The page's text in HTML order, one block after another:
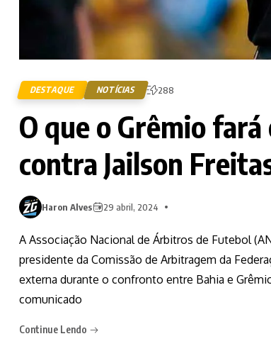
DESTAQUE NOTÍCIAS 288
O que o Grêmio fará
contra Jailson
Haron Alves 29 abril, 2024
A Associação Nacional de Árbitros de Futebol
presidente da Comissão de Arbitragem da
externa durante o confronto entre Bahia e
comunicado
Continue Lendo